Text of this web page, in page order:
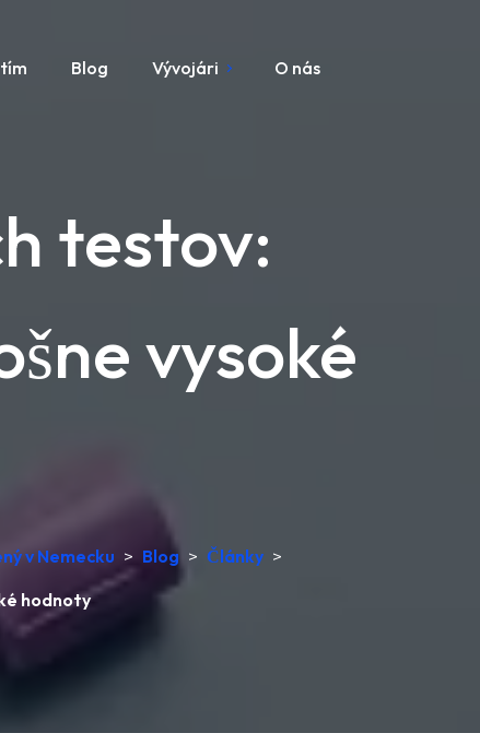
Blog Vývojári O nás
testov:
vysoké
v Nemecku > Blog > Články >
hodnoty